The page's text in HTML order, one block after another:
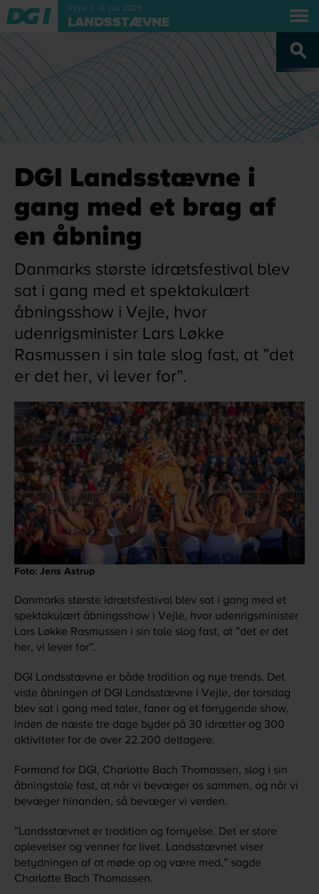
Vejle 3.-6. juli 2025
LANDSSTÆVNE
DGI Landsstævne i
gang med et brag af
en åbning
Danmarks største idrætsfestival blev
sat i gang med et spektakulært
åbningsshow i Vejle, hvor
udenrigsminister Lars Løkke
Rasmussen i sin tale slog fast, at ”det
er det her, vi lever for”.
Foto: Jens Astrup
Danmarks største idrætsfestival blev sat i gang med et
spektakulært åbningsshow i Vejle, hvor udenrigsminister
Lars Løkke Rasmussen i sin tale slog fast, at ”det er det
her, vi lever for”.
DGI Landsstævne er både tradition og nye trends. Det
viste åbningen af DGI Landsstævne i Vejle, der torsdag
blev sat i gang med taler, faner og et forrygende show,
inden de næste tre dage byder på 30 idrætter og 300
aktiviteter for de over 22.200 deltagere.
Formand for DGI, Charlotte Bach Thomassen, slog i sin
åbningstale fast, at når vi bevæger os sammen, og når vi
bevæger hinanden, så bevæger vi verden.
”Landsstævnet er tradition og fornyelse. Det er store
oplevelser og venner for livet. Landsstævnet viser
betydningen af at møde op og være med,” sagde
Charlotte Bach Thomassen.
OM